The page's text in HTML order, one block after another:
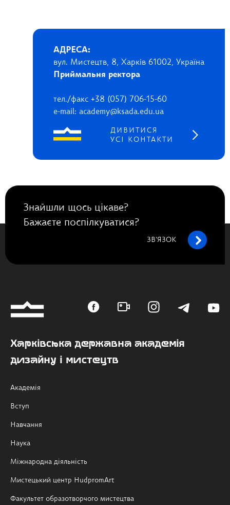
АДРЕСА:
вул. Мистецтв, 8, Харків 61002, Україна
Приймальня ректора
тел./факс +38 (057) 706-15-60
e-mail: academy@ksada.edu.ua
ДИВИТИСЯ
УСІ КОНТАКТИ
Знайшли щось цікаве?
Бажаєте поспілкуватися?
ЗВ’ЯЗОК
Харківська державна академія
дизайну і мистецтв
Академія
Вступ
Навчання
Наука
Міжнародна діяльність
Мистецький центр HudpromArt
Факультет образотворчого мистецтва